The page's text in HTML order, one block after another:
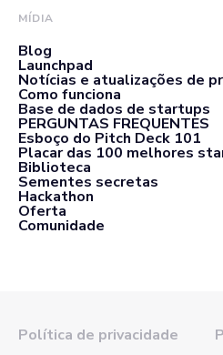
MÍDIA
Blog
Launchpad
Notícias e atualizações de
Como funciona
Base de dados de startups
PERGUNTAS FREQUENTES
Esboço do Pitch Deck 101
Placar das 100 melhores
Biblioteca
Sementes secretas
Hackathon
Oferta
Comunidade
Política de privacidade